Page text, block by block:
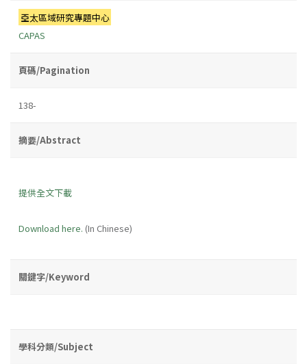
亞太區域研究專題中心
CAPAS
頁碼/Pagination
138-
摘要/Abstract
提供全文下載
Download here. (In Chinese)
關鍵字/Keyword
學科分類/Subject